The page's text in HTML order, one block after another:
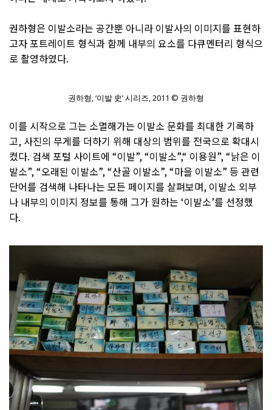
권하형은 이발소라는 공간뿐 아니라 이발사의 이미지를 표현하
고자 포트레이트 형식과 함께 내부의 요소를 다큐멘터리 형식으
로 촬영하였다.
권하형, ‘이발 史’ 시리즈, 2011 © 권하형
이를 시작으로 그는 소멸해가는 이발소 문화를 최대한 기록하
고, 사진의 무게를 더하기 위해 대상의 범위를 전국으로 확대시
켰다. 검색 포털 사이트에 “이발”, “이발소”,“ 이용원”, “낡은 이
발소”, “오래된 이발소”, “산골 이발소”, “마을 이발소” 등 관련
단어를 검색해 나타나는 모든 페이지를 살펴보며, 이발소 외부
나 내부의 이미지 정보를 통해 그가 원하는 ‘이발소’를 선정했
다.